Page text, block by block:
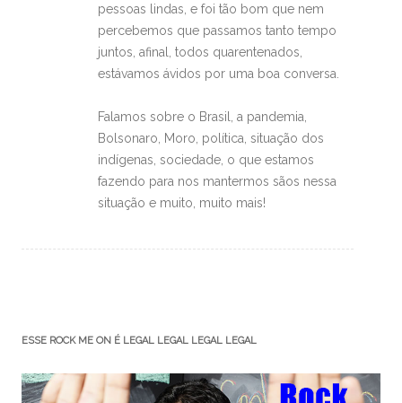
pessoas lindas, e foi tão bom que nem
percebemos que passamos tanto tempo
juntos, afinal, todos quarentenados,
estávamos ávidos por uma boa conversa.
Falamos sobre o Brasil, a pandemia,
Bolsonaro, Moro, política, situação dos
indígenas, sociedade, o que estamos
fazendo para nos mantermos sãos nessa
situação e muito, muito mais!
ESSE ROCK ME ON É LEGAL LEGAL LEGAL LEGAL